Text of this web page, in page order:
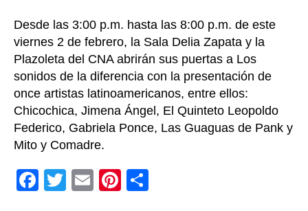
Desde las 3:00 p.m. hasta las 8:00 p.m. de este
viernes 2 de febrero, la Sala Delia Zapata y la
Plazoleta del CNA abrirán sus puertas a Los
sonidos de la diferencia con la presentación de
once artistas latinoamericanos, entre ellos:
Chicochica, Jimena Ángel, El Quinteto Leopoldo
Federico, Gabriela Ponce, Las Guaguas de Pank y
Mito y Comadre.
F
T
E
Pi